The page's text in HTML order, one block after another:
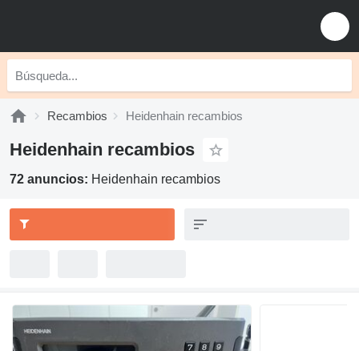
Recambios Heidenhain recambios
Heidenhain recambios
72 anuncios: Heidenhain recambios